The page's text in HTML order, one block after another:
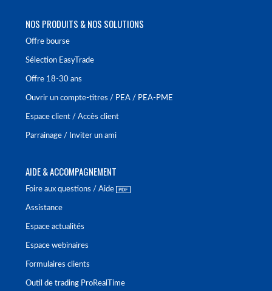
NOS PRODUITS & NOS SOLUTIONS
Offre bourse
Sélection EasyTrade
Offre 18-30 ans
Ouvrir un compte-titres / PEA / PEA-PME
Espace client / Accès client
Parrainage / Inviter un ami
AIDE & ACCOMPAGNEMENT
Foire aux questions / Aide
Assistance
Espace actualités
Espace webinaires
Formulaires clients
Outil de trading ProRealTime